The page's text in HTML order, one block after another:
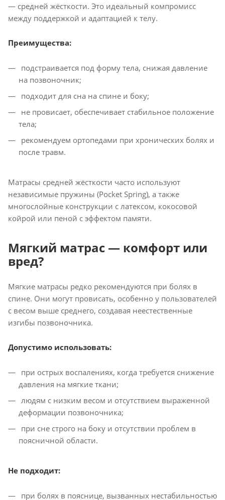
— средней жёсткости. Это идеальный компромисс
между поддержкой и адаптацией к телу.
Преимущества:
подстраивается под форму тела, снижая давление
на позвоночник;
подходит для сна на спине и боку;
не провисает, обеспечивает стабильное положение
тела;
рекомендуем ортопедами при хронических болях и
после травм.
Матрасы средней жёсткости часто используют
независимые пружины (Pocket Spring), а также
многослойные конструкции с латексом, кокосовой
койрой или пеной с эффектом памяти.
Мягкий матрас — комфорт или
вред?
Мягкие матрасы редко рекомендуются при болях в
спине. Они могут провисать, особенно у пользователей
с весом выше среднего, создавая неестественные
изгибы позвоночника.
Допустимо использовать:
при острых воспалениях, когда требуется снижение
давления на мягкие ткани;
людям с низким весом и отсутствием выраженной
деформации позвоночника;
при сне строго на боку и отсутствии проблем в
поясничной области.
Не подходит:
при болях в пояснице, вызванных нестабильностью